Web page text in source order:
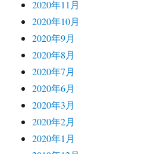
2020年11月
2020年10月
2020年9月
2020年8月
2020年7月
2020年6月
2020年3月
2020年2月
2020年1月